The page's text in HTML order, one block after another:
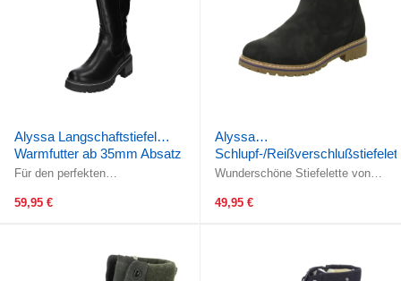
Alyssa Langschaftstiefel
Warmfutter ab 35mm Absatz
Für den perfekten
Obermaterial! Gefertigt aus
59,95 €
Alyssa
Schlupf-/
Warmfutter bis 35mm Absatz
Wunderschöne Stiefelette von
auch immer ein modisches ...
49,95 €